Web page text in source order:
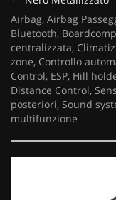
Airbag, Airbag
Bluetooth,
centralizzata,
zone, Controllo
Control, ESP, Hill
Distance Control,
posteriori, Sound
multifunzione